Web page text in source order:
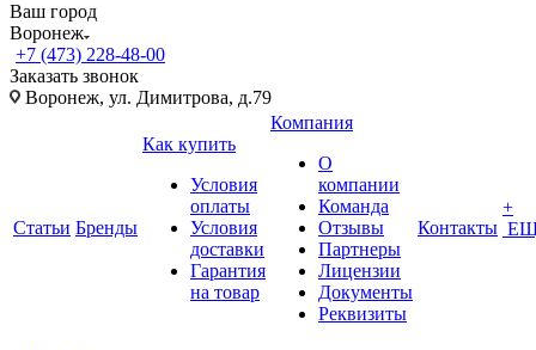
Ваш город
Воронеж
+7 (473) 228-48-00
Заказать звонок
Воронеж, ул. Димитрова, д.79
Статьи Бренды
Как купить
Условия
оплаты
Условия
доставки
Гарантия
на товар
Компания
О
компании
Команда
Отзывы
Партнеры
Лицензии
Документы
Реквизиты
Контакты
+